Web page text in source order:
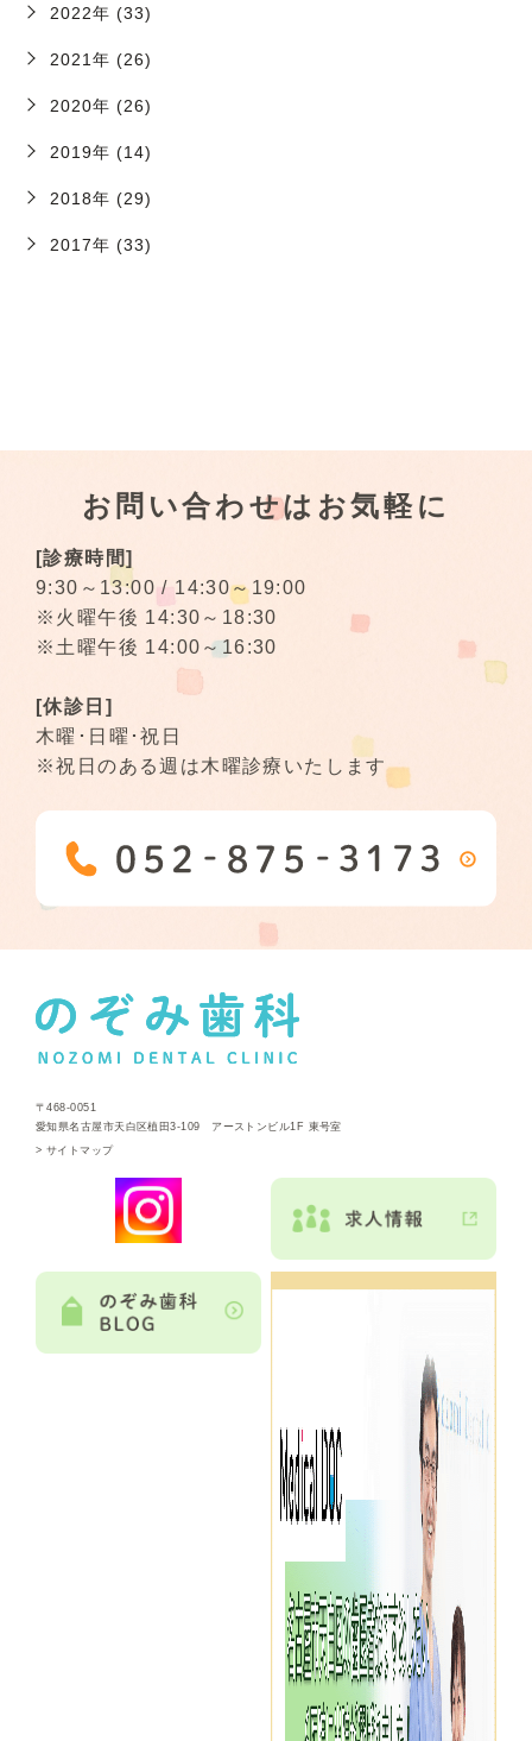
2022年 (33)
2021年 (26)
2020年 (26)
2019年 (14)
2018年 (29)
2017年 (33)
お問い合わせはお気軽に
[診療時間]
9:30～13:00 / 14:30～19:00
※火曜午後 14:30～18:30
※土曜午後 14:00～16:30
[休診日]
木曜･日曜･祝日
※祝日のある週は木曜診療いたします
〒468-0051
愛知県名古屋市天白区植田3-109 アーストンビル1F 東号室
> サイトマップ